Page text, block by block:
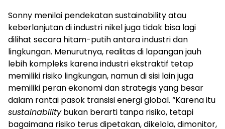
Sonny menilai pendekatan sustainability atau
keberlanjutan di industri nikel juga tidak bisa lagi
dilihat secara hitam-putih antara industri dan
lingkungan. Menurutnya, realitas di lapangan jauh
lebih kompleks karena industri ekstraktif tetap
memiliki risiko lingkungan, namun di sisi lain juga
memiliki peran ekonomi dan strategis yang besar
dalam rantai pasok transisi energi global. “Karena itu
sustainabilitybukan berarti tanpa risiko, tetapi
bagaimana risiko terus dipetakan, dikelola, dimonitor,